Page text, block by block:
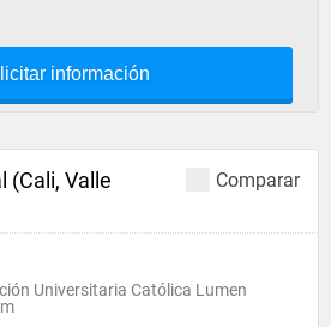
información
Comparar
(Cali, Valle
Universitaria Católica Lumen